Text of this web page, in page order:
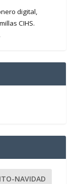
digital,
CIHS.
NAVIDAD